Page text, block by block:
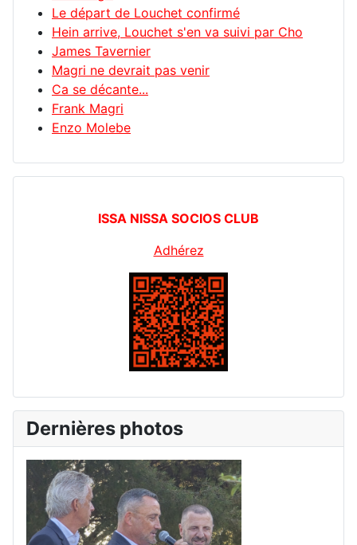
Le départ de Louchet confirmé
Hein arrive, Louchet s'en va suivi par Cho
James Tavernier
Magri ne devrait pas venir
Ca se décante...
Frank Magri
Enzo Molebe
ISSA NISSA SOCIOS CLUB
Adhérez
Dernières photos